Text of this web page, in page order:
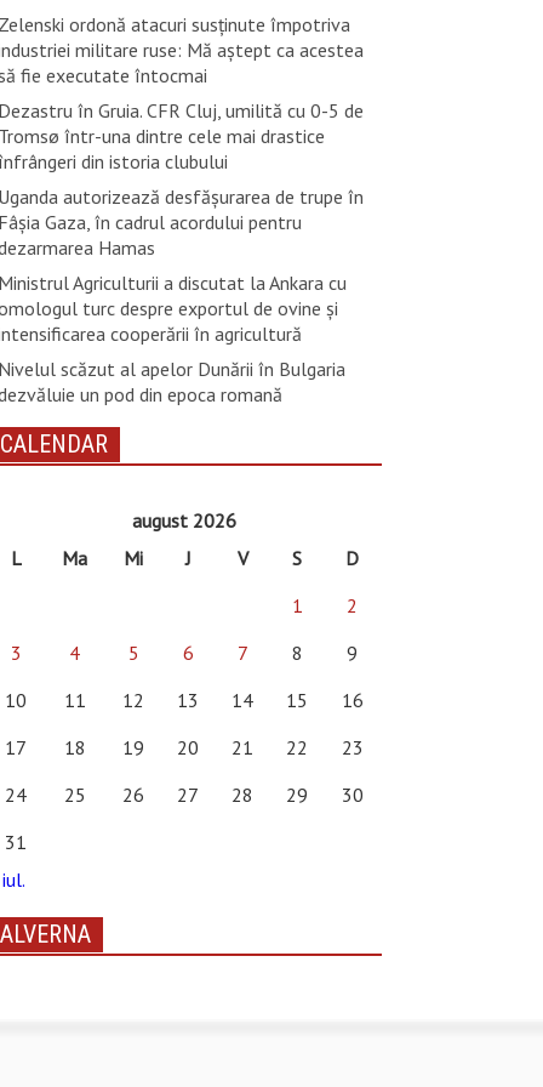
ordonă atacuri susţinute împotriva
militare ruse: Mă aştept ca acestea
fie executate întocmai
în Gruia. CFR Cluj, umilită cu 0-5 de
într-una dintre cele mai drastice
din istoria clubului
autorizează desfăşurarea de trupe în
Gaza, în cadrul acordului pentru
Hamas
Agriculturii a discutat la Ankara cu
turc despre exportul de ovine și
cooperării în agricultură
scăzut al apelor Dunării în Bulgaria
un pod din epoca romană
CALENDAR
august 2026
L
Ma Mi J V S
D
1
2
3
4 5 6 7 8
9
10
11 12 13 14 15
16
17
18 19 20 21 22
23
24
25 26 27 28 29
30
31
ALVERNA